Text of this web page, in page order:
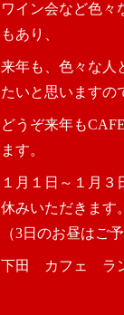
ワイン会など色々
もあり、
来年も、色々な人
たいと思いますの
どうぞ来年も
ます。
１月１日～１月
休みいただきます。
（3日のお昼はご
下田 カフェ ラ